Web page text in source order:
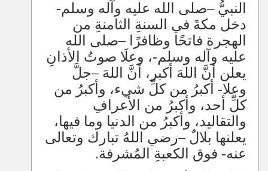
النبيُّ–صلى الله عليه وآله وسلم-
دخل مكةَ في السنةِ الثامنةِ من
الهجرة فاتحًا وظافرًا–صلى الله
عليه وآله وسلم-، وعلَا صوتُ الأذانِ
يعلن أنَّ اللهَ أكبر، أنَّ اللهَ–جلَّ
وعلا- أكبرُ من كلِّ شيء، وأكبرُ من
كلِّ أحد، وأكبرُ من الأعرافِ
والتقاليد، وأكبرُ من الدنيا وما فيها،
يعلنها بلالٌ–رضي اللهُ تبارك وتعالى
عنه- فوق الكعبةِ المُشرفة.